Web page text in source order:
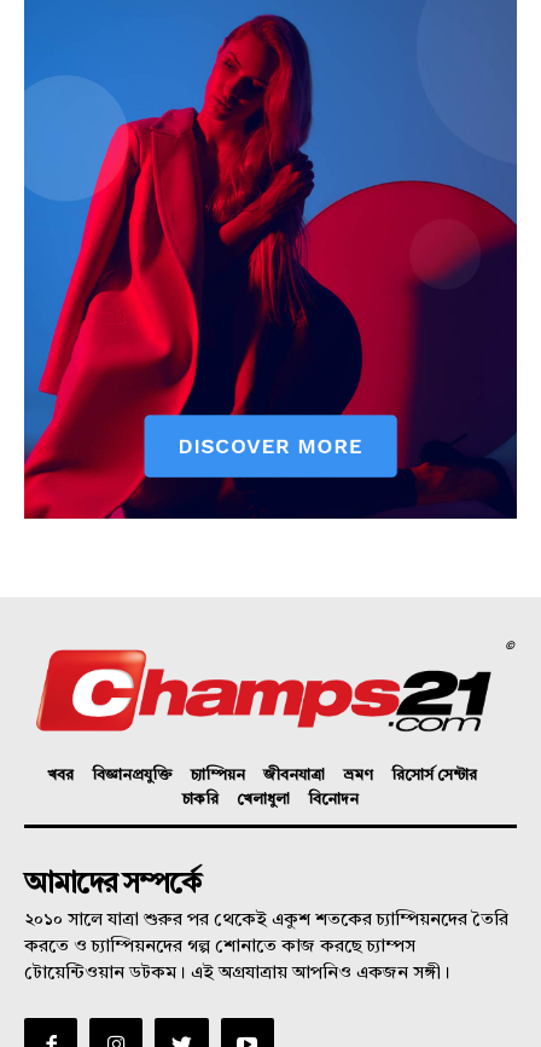
©
খবর বিজ্ঞানপ্রযুক্তি চ্যাম্পিয়ন জীবনযাত্রা ভ্রমণ
রিসোর্স সেন্টার
চাকরি
খেলাধুলা বিনোদন
আমাদের সম্পর্কে
২০১০ সালে যাত্রা শুরুর পর থেকেই একুশ শতকের চ্যাম্পিয়নদের তৈরি
করতে ও চ্যাম্পিয়নদের গল্প শোনাতে কাজ করছে চ্যাম্পস
টোয়েন্টিওয়ান ডটকম। এই অগ্রযাত্রায় আপনিও একজন সঙ্গী।